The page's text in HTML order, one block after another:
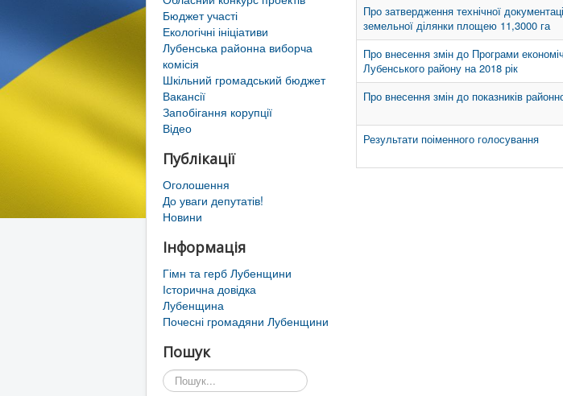
Бюджет участі
Екологічні ініціативи
Лубенська районна виборча
комісія
Шкільний громадський бюджет
Вакансії
Запобігання корупції
Відео
Публікації
Оголошення
До уваги депутатів!
Новини
Інформація
Гімн та герб Лубенщини
Історична довідка
Лубенщина
Почесні громадяни Лубенщини
Пошук
Пошук...
Про затвердження технічної
земельної ділянки площею 11,3000 га
Про внесення змін до Програми
Лубенського району на 2018 рік
Про внесення змін до показників
Результати поіменного голосування